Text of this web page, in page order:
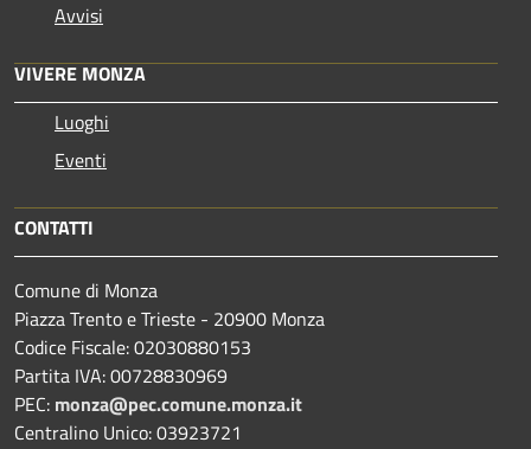
Avvisi
VIVERE MONZA
Luoghi
Eventi
CONTATTI
Comune di Monza
Piazza Trento e Trieste - 20900 Monza
Codice Fiscale: 02030880153
Partita IVA: 00728830969
PEC: monza@pec.comune.monza.it
Centralino Unico: 03923721